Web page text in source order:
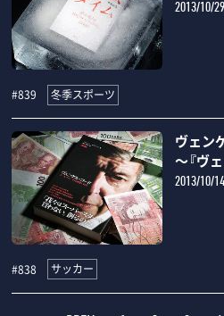
2013/10/29
#839 冬季スポーツ
ヴェン
～『ヴ
2013/10/14
#838 サッカー